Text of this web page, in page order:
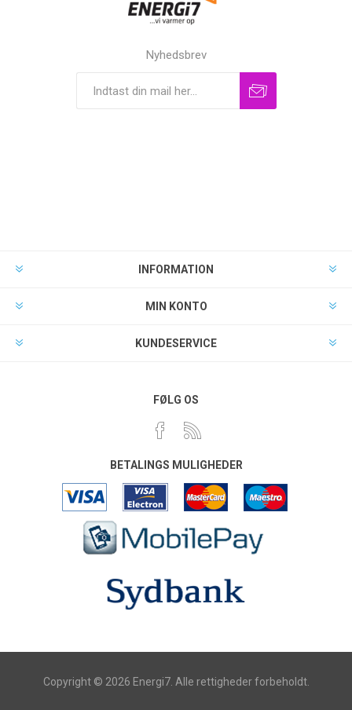
Nyhedsbrev
INFORMATION
MIN KONTO
KUNDESERVICE
FØLG OS
BETALINGS MULIGHEDER
Copyright © 2026 Energi7. Alle rettigheder forbeholdt.